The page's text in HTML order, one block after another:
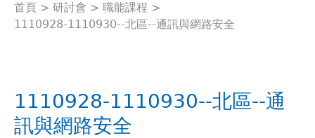
您
裡
首頁 > 研討會 > 職能課程 >
1110928-1110930--北區--通訊與網路安全
1110928-1110930--北區--通
訊與網路安全